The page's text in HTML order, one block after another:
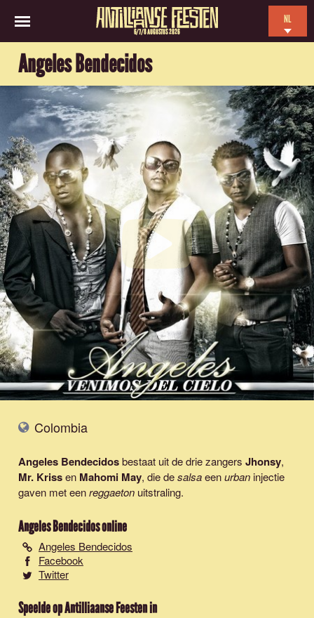
6/7/8 AUGUSTUS 2026
NL
FR
Angeles Bendecidos
Colombia
Angeles Bendecidosbestaat uit de drie zangers Jhonsy,
Mr. Krissen Mahomi May, die desalsaeenurban injectie
gaven met eenreggaeton uitstraling.
Angeles Bendecidosonline
Angeles Bendecidos
Facebook
Twitter
Speelde op Antilliaanse Feesten in